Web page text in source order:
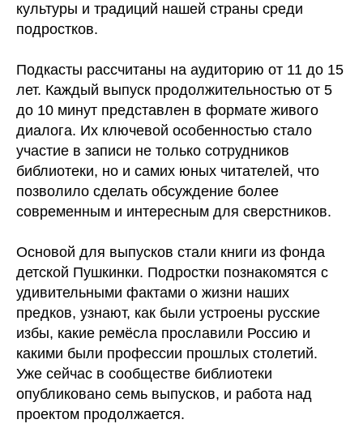
культуры и традиций нашей страны среди
подростков.
Подкасты рассчитаны на аудиторию от 11 до 15
лет. Каждый выпуск продолжительностью от 5
до 10 минут представлен в формате живого
диалога. Их ключевой особенностью стало
участие в записи не только сотрудников
библиотеки, но и самих юных читателей, что
позволило сделать обсуждение более
современным и интересным для сверстников.
Основой для выпусков стали книги из фонда
детской Пушкинки. Подростки познакомятся с
удивительными фактами о жизни наших
предков, узнают, как были устроены русские
избы, какие ремёсла прославили Россию и
какими были профессии прошлых столетий.
Уже сейчас в сообществе библиотеки
опубликовано семь выпусков, и работа над
проектом продолжается.